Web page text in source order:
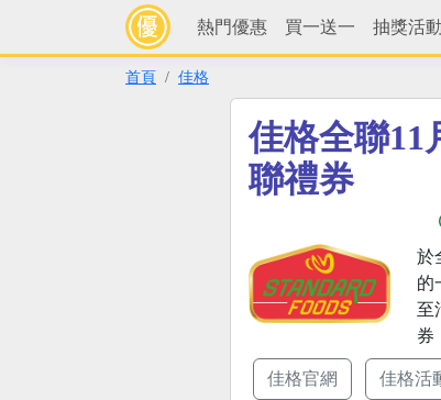
熱門優惠 買一送一 抽獎活動
首頁 佳格
佳格全聯11
聯禮券
於
的
至
券
佳格官網 佳格活